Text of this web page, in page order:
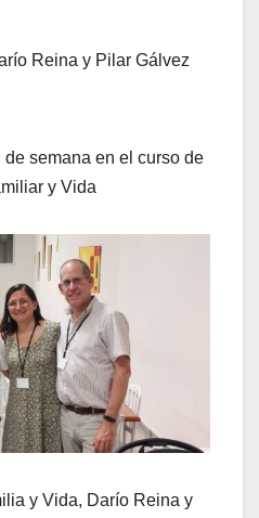
Reina y Pilar Gálvez
semana en el curso de
y Vida
y Vida, Darío Reina y